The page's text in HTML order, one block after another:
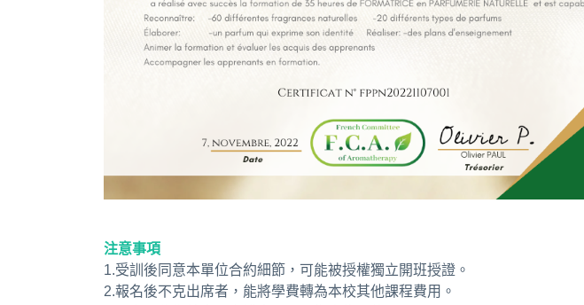
注意事項
1.受訓後同意本單位合約細節，可能被授權獨立開班授證。
2.報名後不克出席者，能將學費轉為本校其他課程費用。